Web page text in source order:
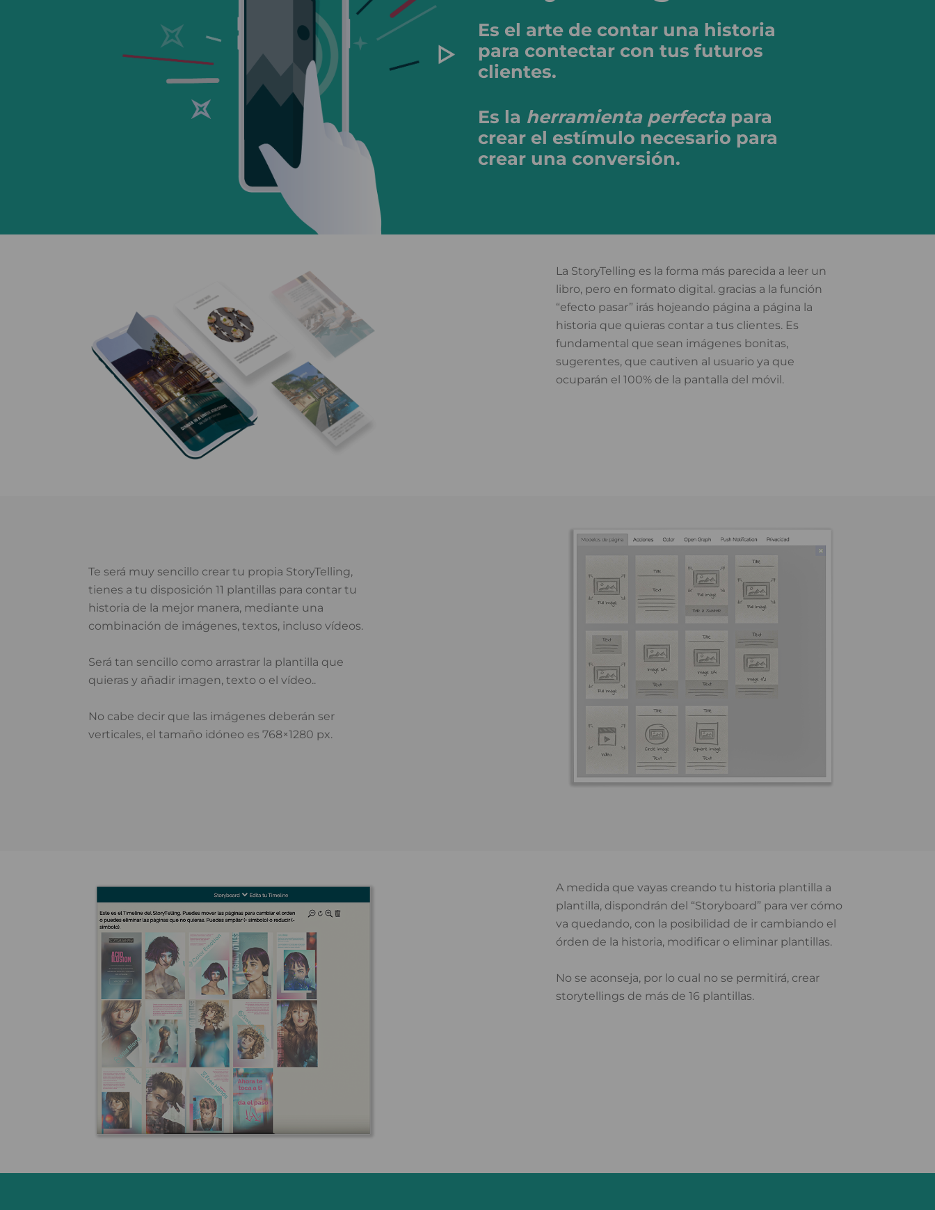
Es el arte de contar una historia
para contectar con tus futuros
clientes.
Es la herramienta perfectapara
crear el estímulo necesario para
crear una conversión.
La StoryTelling es la forma más parecida a leer un
libro, pero en formato digital. gracias a la función
“efecto pasar” irás hojeando página a página la
historia que quieras contar a tus clientes. Es
fundamental que sean imágenes bonitas,
sugerentes, que cautiven al usuario ya que
ocuparán el 100% de la pantalla del móvil.
Te será muy sencillo crear tu propia StoryTelling,
tienes a tu disposición 11 plantillas para contar tu
historia de la mejor manera, mediante una
combinación de imágenes, textos, incluso vídeos.
Será tan sencillo como arrastrar la plantilla que
quieras y añadir imagen, texto o el vídeo..
No cabe decir que las imágenes deberán ser
verticales, el tamaño idóneo es 768×1280 px.
A medida que vayas creando tu historia plantilla a
plantilla, dispondrán del “Storyboard” para ver cómo
va quedando, con la posibilidad de ir cambiando el
órden de la historia, modificar o eliminar plantillas.
No se aconseja, por lo cual no se permitirá, crear
storytellings de más de 16 plantillas.